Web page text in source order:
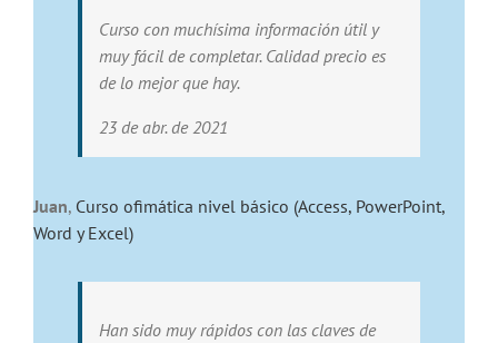
Curso con muchísima información útil y
muy fácil de completar. Calidad precio es
de lo mejor que hay.
23 de abr. de 2021
Juan, Curso ofimática nivel básico (Access, PowerPoint,
Word y Excel)
Han sido muy rápidos con las claves de